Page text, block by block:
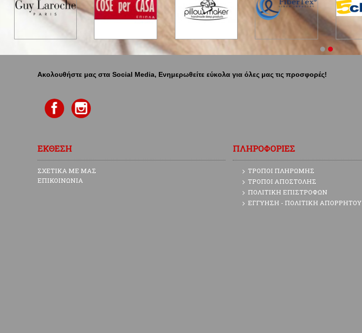
Ακολουθήστε μας στα Social Media, Ενημερωθείτε εύκολα για όλες μας τις προσφορές!
ΕΚΘΕΣΗ
ΣΧΕΤΙΚΑ ΜΕ ΜΑΣ
ΕΠΙΚΟΙΝΩΝΙΑ
ΠΛΗΡΟΦΟΡΙΕΣ
ΤΡΟΠΟΙ ΠΛΗΡΩΜΗΣ
ΤΡΟΠΟΙ ΑΠΟΣΤΟΛΗΣ
ΠΟΛΙΤΙΚΗ ΕΠΙΣΤΡΟΦΩΝ
ΕΓΓΥΗΣΗ - ΠΟΛΙΤΙΚΗ ΑΠΟΡΡΗΤΟΥ